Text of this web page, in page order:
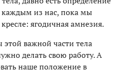
каждым из нас, пока мы
ягодичная амнезия.
важной части тела
делать свою работу. А
наше положение в